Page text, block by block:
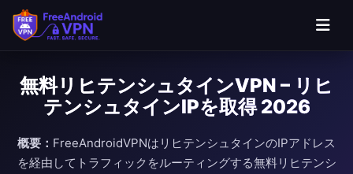
無料リヒテンシュタインVPN – リヒ
テンシュタインIPを取得 2026
概要： FreeAndroidVPNはリヒテンシュタインのIPアドレス
を経由してトラフィックをルーティングする無料リヒテンシ